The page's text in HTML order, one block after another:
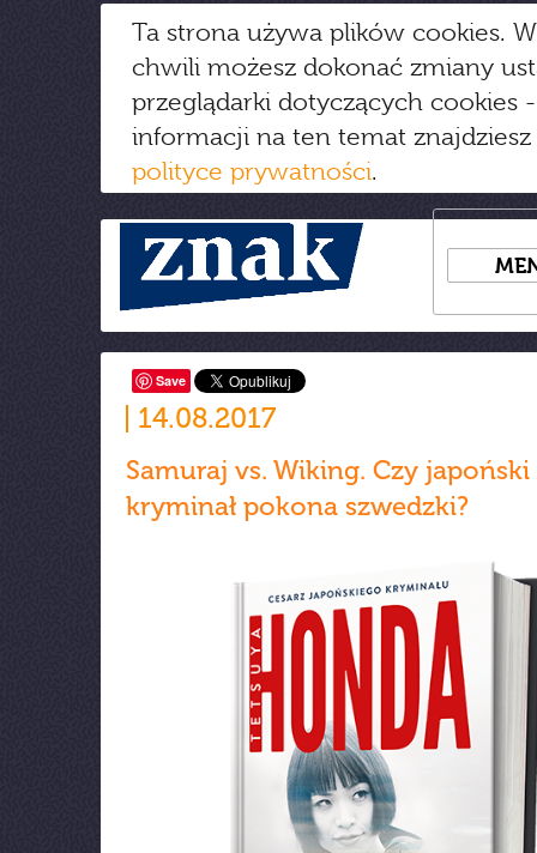
Ta strona używa plików cookies.
chwili możesz dokonać zmiany
przeglądarki dotyczących cookies
informacji na ten temat
polityce prywatności.
Save
14.08.2017
Samuraj vs. Wiking. Czy japoński
kryminał pokona szwedzki?